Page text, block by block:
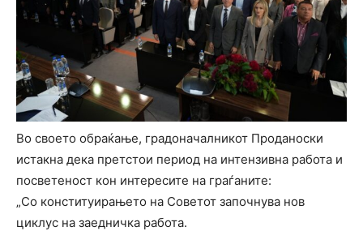
Во своето обраќање, градоначалникот Проданоски
истакна дека претстои период на интензивна работа и
посветеност кон интересите на граѓаните:
„Со конституирањето на Советот започнува нов
циклус на заедничка работа.